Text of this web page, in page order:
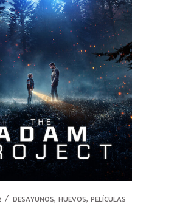
DESAYUNOS, HUEVOS, PELÍCULAS